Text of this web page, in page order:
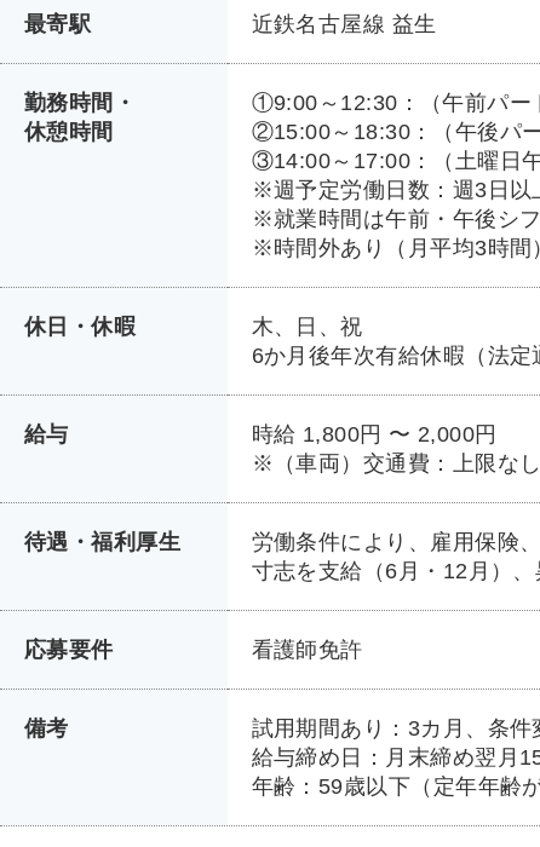
最寄駅 近鉄名古屋線 益生
勤務時間・
休憩時間
①9:00～12:30：（午前パー
②15:00～18:30：（午後パー
③14:00～17:00：（土曜日午
※週予定労働日数：週3日以
※就業時間は午前・午後シフ
※時間外あり（月平均3時間
休日・休暇
木、日、祝
6か月後年次有給休暇（法定
給与
時給 1,800円 〜 2,000円
※（車両）交通費：上限な
待遇・福利厚生
労働条件により、雇用保険
寸志を支給（6月・12月）
応募要件 看護師免許
備考
試用期間あり：3カ月、条件
給与締め日：月末締め翌月
年齢：59歳以下（定年年齢